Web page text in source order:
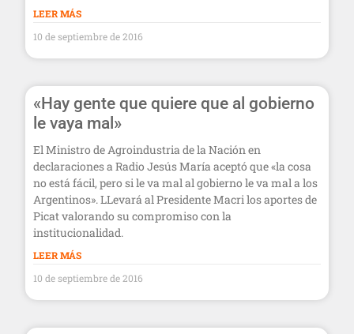
LEER MÁS
10 de septiembre de 2016
«Hay gente que quiere que al gobierno
le vaya mal»
El Ministro de Agroindustria de la Nación en
declaraciones a Radio Jesús María aceptó que «la cosa
no está fácil, pero si le va mal al gobierno le va mal a los
Argentinos». LLevará al Presidente Macri los aportes de
Picat valorando su compromiso con la
institucionalidad.
LEER MÁS
10 de septiembre de 2016